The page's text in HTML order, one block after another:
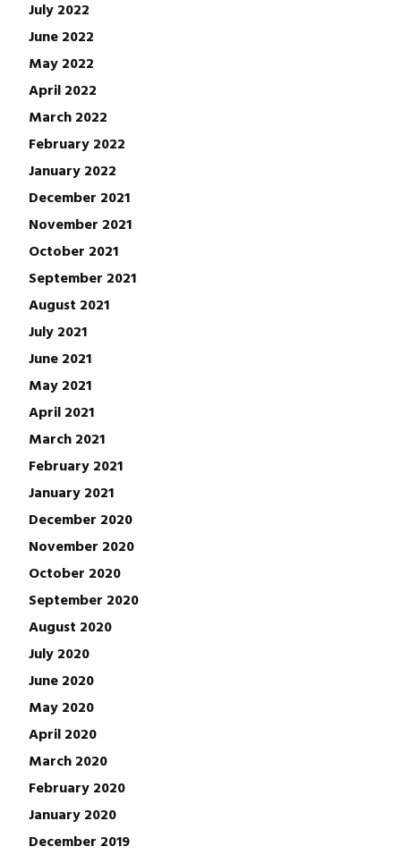
July 2022
June 2022
May 2022
April 2022
March 2022
February 2022
January 2022
December 2021
November 2021
October 2021
September 2021
August 2021
July 2021
June 2021
May 2021
April 2021
March 2021
February 2021
January 2021
December 2020
November 2020
October 2020
September 2020
August 2020
July 2020
June 2020
May 2020
April 2020
March 2020
February 2020
January 2020
December 2019